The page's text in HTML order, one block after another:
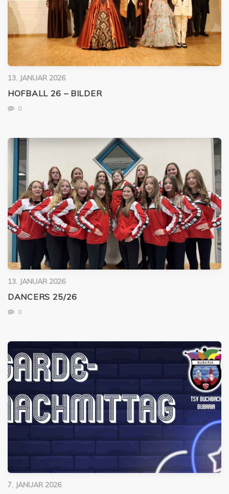
13. JANUAR 2026
HOFBALL 26 – BILDER
0
13. JANUAR 2026
DANCERS 25/26
0
7. JANUAR 2026